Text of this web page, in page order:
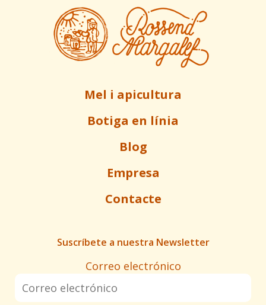
Mel i apicultura
Botiga en línia
Blog
Empresa
Contacte
Suscríbete a nuestra Newsletter
Correo electrónico